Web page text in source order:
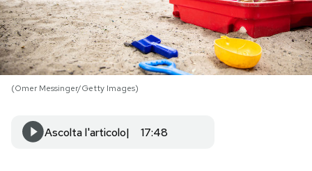
NEWSLETTER
I MIEI PREFERITI
(Omer Messinger/Getty Images)
Ascolta l'articolo 17:48